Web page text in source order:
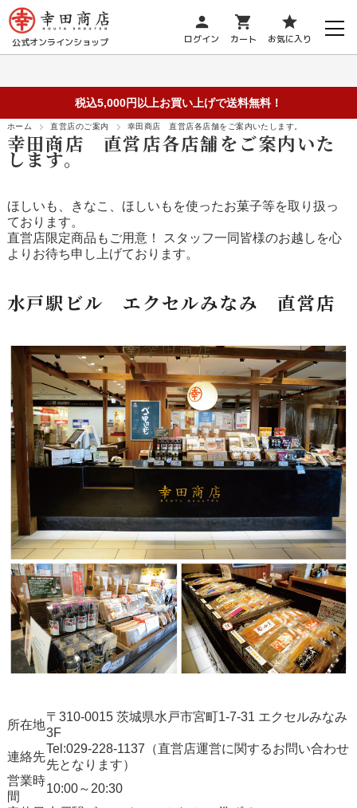
公式オンラインショップ
person
ログイン
shopping_cart
カート
star
お気に入り
税込5,000円以上お買い上げで送料無料！
ホーム 直営店のご案内 幸田商店 直営店各店舗をご案内いたします。
幸田商店 直営店各店舗をご案内いた
します。
ほしいも、きなこ、ほしいもを使ったお菓子等を取り扱っ
ております。
直営店限定商品もご用意！ スタッフ一同皆様のお越しを心
よりお待ち申し上げております。
水戸駅ビル エクセルみなみ 直営店
所在地
〒310-0015 茨城県水戸市宮町1-7-31 エクセルみなみ
3F
連絡先
Tel:029-228-1137（直営店運営に関するお問い合わせ
先となります）
営業時
間
10:00～20:30